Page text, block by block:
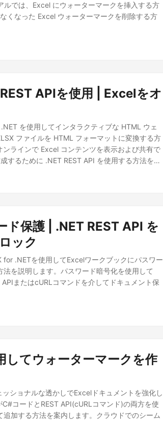
では、Excel にウォーターマークを挿入する方
くなった Excel ウォーターマークを削除する方
APIを使用 | Excelをオ
を使用してインタラクティブな HTML ウェ
ファイルを HTML フォーマットに変換する方
ラインで Excel コンテンツを表示および共有で
するために .NET REST API を使用する方法を学
保護 | .NET REST API を
ック
.NETを使用してExcelワークブックにパスワー
を説明します。パスワード暗号化を使用して
またはcURLコマンドを介してドキュメント保
てウォーターマークを作
ショナルな透かしでExcelドキュメントを強化し
コードとREST API(cURLコマンド)の両方を使
加する方法を案内します。クラウドでのシーム